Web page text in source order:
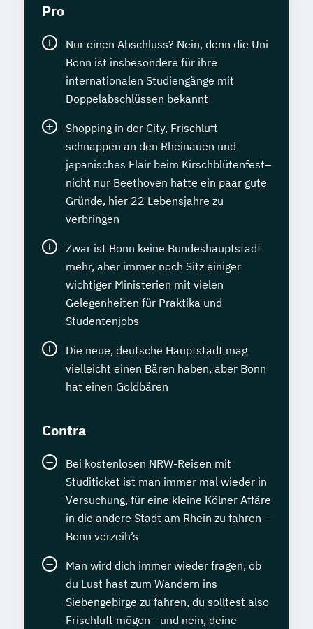
Pro
Nur einen Abschluss? Nein, denn die Uni
Bonn ist insbesondere für ihre
internationalen Studiengänge mit
Doppelabschlüssen bekannt
Shopping in der City, Frischluft
schnappen an den Rheinauen und
japanisches Flair beim Kirschblütenfest–
nicht nur Beethoven hatte ein paar gute
Gründe, hier 22 Lebensjahre zu
verbringen
Zwar ist Bonn keine Bundeshauptstadt
mehr, aber immer noch Sitz einiger
wichtiger Ministerien mit vielen
Gelegenheiten für Praktika und
Studentenjobs
Die neue, deutsche Hauptstadt mag
vielleicht einen Bären haben, aber Bonn
hat einen Goldbären
Contra
Bei kostenlosen NRW-Reisen mit
Studiticket ist man immer mal wieder in
Versuchung, für eine kleine Kölner Affäre
in die andere Stadt am Rhein zu fahren –
Bonn verzeih’s
Man wird dich immer wieder fragen, ob
du Lust hast zum Wandern ins
Siebengebirge zu fahren, du solltest also
Frischluft mögen - und nein, deine